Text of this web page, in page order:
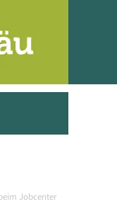
Jobcenter